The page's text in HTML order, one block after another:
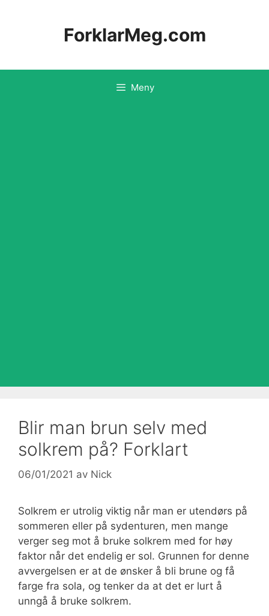
ForklarMeg.com
Meny
Blir man brun selv med
solkrem på? Forklart
06/01/2021 av Nick
Solkrem er utrolig viktig når man er utendørs på
sommeren eller på sydenturen, men mange
verger seg mot å bruke solkrem med for høy
faktor når det endelig er sol. Grunnen for denne
avvergelsen er at de ønsker å bli brune og få
farge fra sola, og tenker da at det er lurt å
unngå å bruke solkrem.